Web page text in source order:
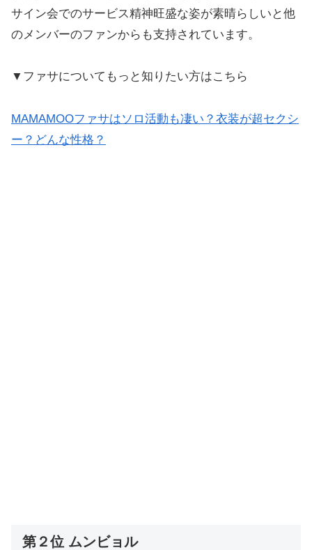
サイン会でのサービス精神旺盛な姿が素晴らしいと他
のメンバーのファンからも支持されています。
▼ファサについてもっと知りたい方はこちら
MAMAMOOファサはソロ活動も凄い？衣装が超セクシ
ー？どんな性格？
第２位 ムンビョル